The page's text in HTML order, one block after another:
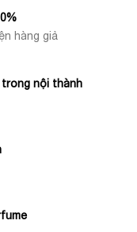
hàng giả
nội thành